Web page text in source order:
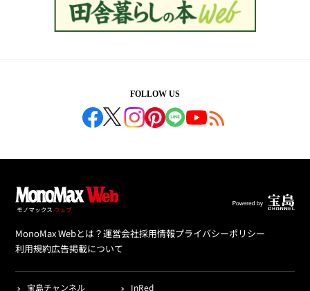
FOLLOW US
MonoMax Webとは？運営会社採用情報プライバシーポリシー
利用規約広告掲載について
宝島チャンネル
InRed